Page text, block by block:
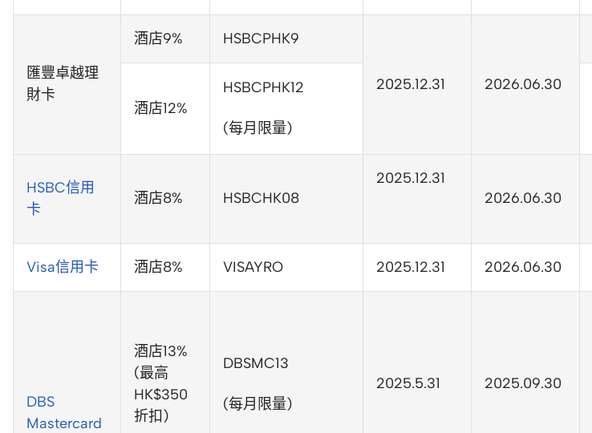
匯豐卓越理
財卡
酒店9% HSBCPHK9
2025.12.31 2026.06.30
酒店12%
HSBCPHK12
(每月限量)
HSBC信用
卡
酒店8% HSBCHK08
2025.12.31
2026.06.30
Visa信用卡 酒店8% VISAYRO 2025.12.31 2026.06.30
DBS
Mastercard
酒店13%
(最高
HK$350
折扣)
DBSMC13
(每月限量)
2025.5.31 2025.09.30